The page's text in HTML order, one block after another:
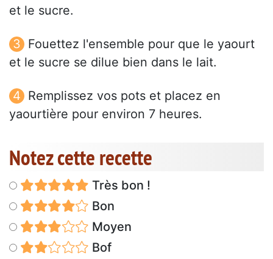
et le sucre.
Fouettez l'ensemble pour que le yaourt
et le sucre se dilue bien dans le lait.
Remplissez vos pots et placez en
yaourtière pour environ 7 heures.
Notez cette recette
Très bon !
Bon
Moyen
Bof